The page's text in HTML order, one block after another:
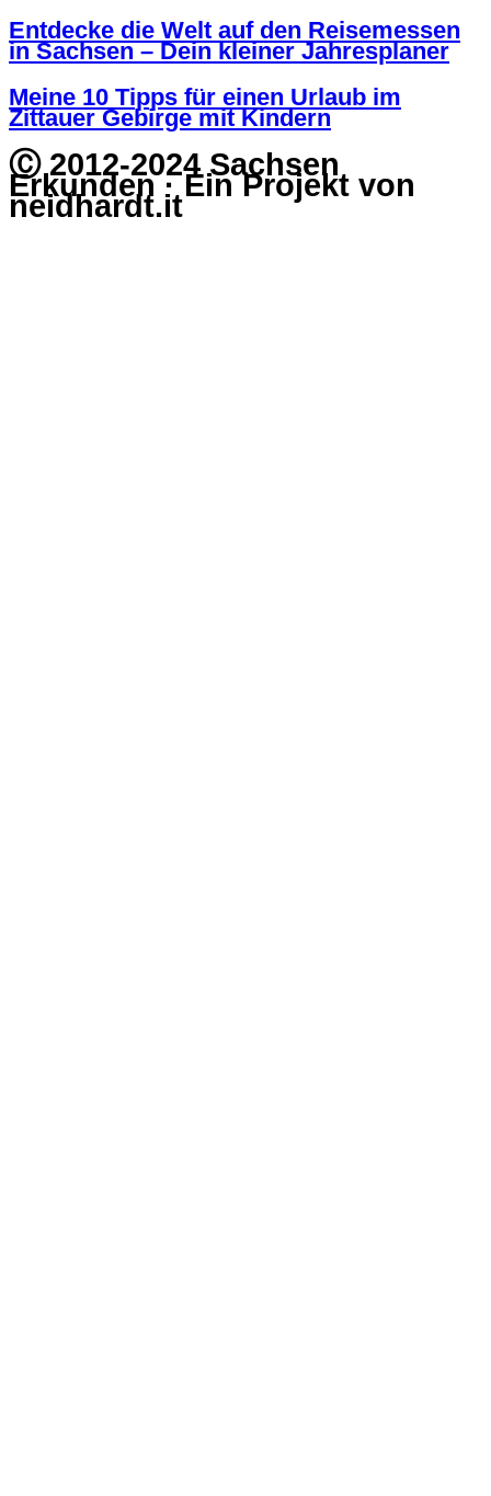
Entdecke die Welt auf den Reisemessen
in Sachsen – Dein kleiner Jahresplaner
Meine 10 Tipps für einen Urlaub im
Zittauer Gebirge mit Kindern
Ⓒ 2012-2024 Sachsen
Erkunden · Ein Projekt von
neidhardt.it